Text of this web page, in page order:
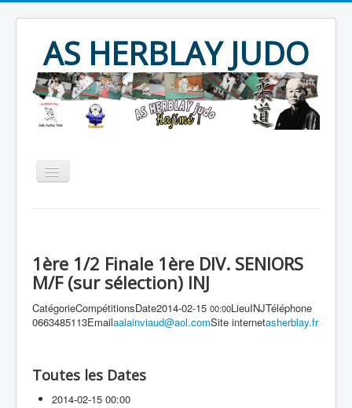
AS HERBLAY JUDO
Evènements
Archives
1ère 1/2 Finale 1ère DIV. SENIORS
M/F (sur sélection) INJ
CatégorieCompétitionsDate2014-02-15 00:00LieuINJTéléphone
0663485113Emailaalainviaud@aol.comSite internetasherblay.fr
Toutes les Dates
2014-02-15 00:00